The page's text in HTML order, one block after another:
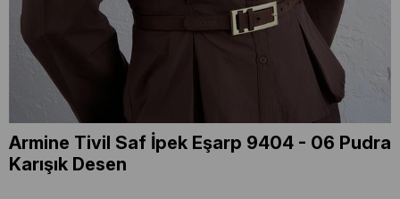
Armine Tivil Saf İpek Eşarp 9404 - 06 Pudra
Karışık Desen